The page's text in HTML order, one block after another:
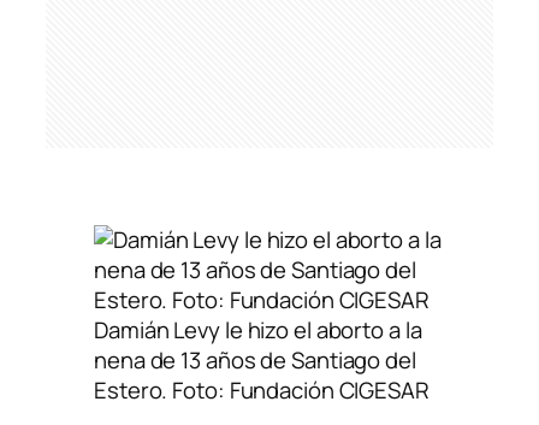
Damián Levy le hizo el aborto a la
nena de 13 años de Santiago del
Estero. Foto: Fundación CIGESAR